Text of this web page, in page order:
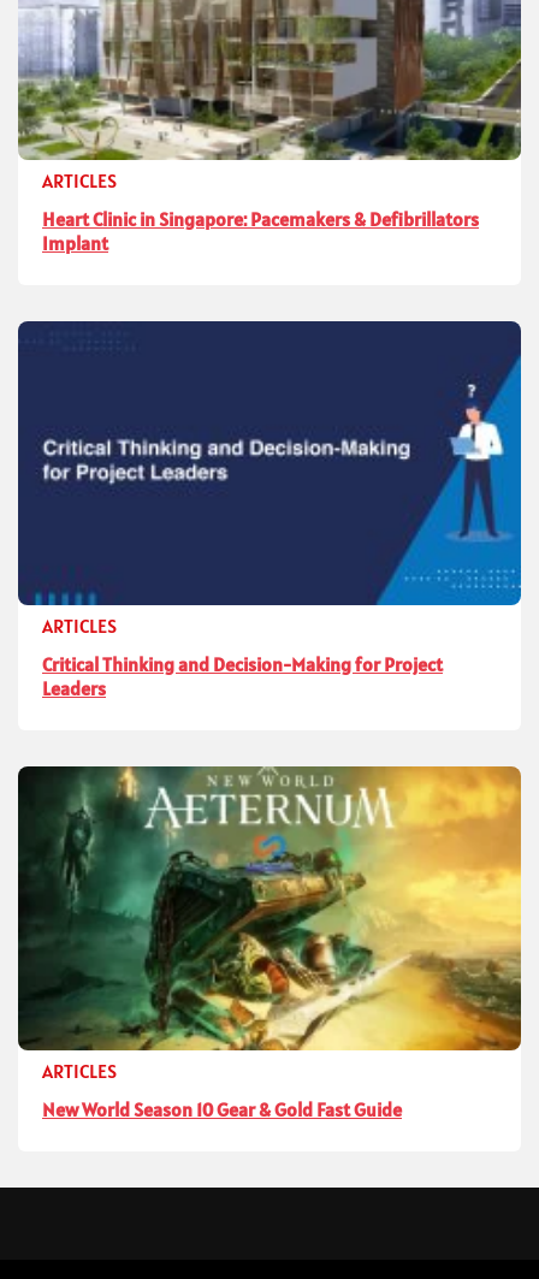
ARTICLES
Heart Clinic in Singapore: Pacemakers & Defibrillators
Implant
ARTICLES
Critical Thinking and Decision-Making for Project
Leaders
ARTICLES
New World Season 10 Gear & Gold Fast Guide